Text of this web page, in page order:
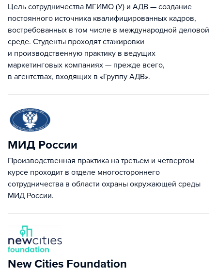
Цель сотрудничества МГИМО (У) и АДВ — создание
постоянного источника квалифицированных кадров,
востребованных в том числе в международной деловой
среде. Студенты проходят стажировки
и производственную практику в ведущих
маркетинговых компаниях — прежде всего,
в агентствах, входящих в «Группу АДВ».
МИД России
Производственная практика на третьем и четвертом
курсе проходит в отделе многостороннего
сотрудничества в области охраны окружающей среды
МИД России.
New Cities Foundation